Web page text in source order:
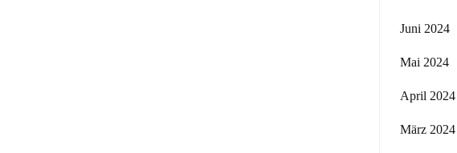
Juni 2024
Mai 2024
April 2024
März 2024